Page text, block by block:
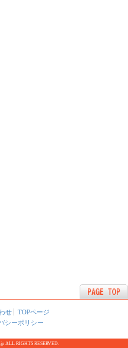
せ
TOPページ
シーポリシー
ALL RIGHTS RESERVED.